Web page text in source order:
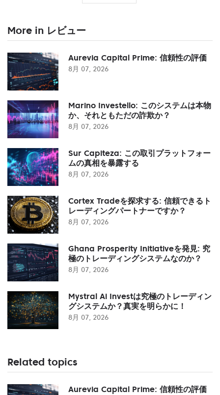
More in レビュー
Aurevia Capital Prime: 信頼性の評価
8月 07, 2026
Marino Investello: このシステムは本物
か、それともただの詐欺か？
8月 07, 2026
Sur Capiteza: この取引プラットフォー
ムの真相を暴露する
8月 07, 2026
Cortex Tradeを探求する: 信頼できるト
レーディングパートナーですか？
8月 07, 2026
Ghana Prosperity Initiativeを発見: 究
極のトレーディングシステムなのか？
8月 07, 2026
Mystral Ai Investは究極のトレーディン
グシステムか？真実を明らかに！
8月 07, 2026
Related topics
Aurevia Capital Prime: 信頼性の評価